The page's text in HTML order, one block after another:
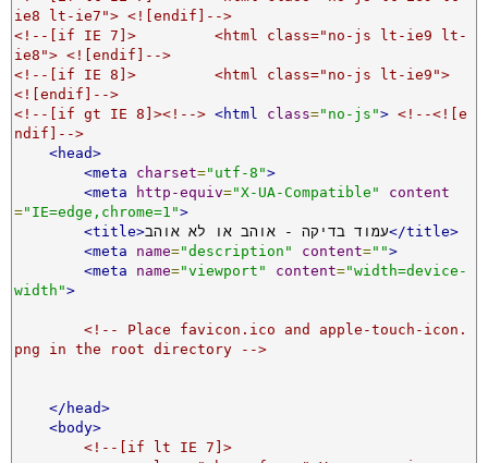
ie8 lt-ie7"> <![endif]-->
<!--[if IE 7]>         <html class="no-js lt-ie9 lt-
ie8"> <![endif]-->
<!--[if IE 8]>         <html class="no-js lt-ie9">
<![endif]-->
<!--[if gt IE 8]><!--> <html class="no-js"> <!--<![e
ndif]-->
<head>
<meta
charset="utf-8">
<meta
http-equiv="X-UA-Compatible"
content
="IE=edge,chrome=1">
<title>עמוד בדיקה - אוהב או לא אוהב</title>
<meta
name="description" content="">
<meta
name="viewport" content="width=device-
width">
<!-- Place favicon.ico and apple-touch-icon.
png in the root directory -->
</head>
<body>
<!--[if lt IE 7]>